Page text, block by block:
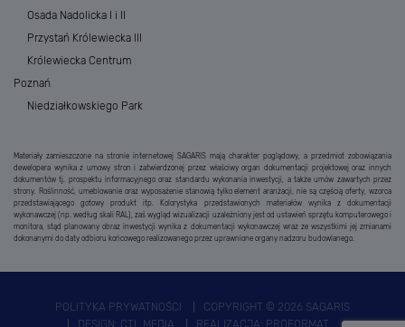
Osada Nadolicka I i II
Przystań Królewiecka III
Królewiecka Centrum
Poznań
Niedziałkowskiego Park
Materiały zamieszczone na stronie internetowej SAGARIS mają charakter poglądowy, a przedmiot zobowiązania
dewelopera wynika z umowy stron i zatwierdzonej przez właściwy organ dokumentacji projektowej oraz innych
dokumentów tj. prospektu informacyjnego oraz standardu wykonania inwestycji, a także umów zawartych przez
strony. Roślinność, umeblowanie oraz wyposażenie stanowią tylko element aranżacji, nie są częścią oferty, wzorca
przedstawiającego gotowy produkt itp. Kolorystyka przedstawionych materiałów wynika z dokumentacji
wykonawczej (np. według skali RAL), zaś wygląd wizualizacji uzależniony jest od ustawień sprzętu komputerowego i
monitora, stąd planowany obraz inwestycji wynika z dokumentacji wykonawczej wraz ze wszystkimi jej zmianami
dokonanymi do daty odbioru końcowego realizowanego przez uprawnione organy nadzoru budowlanego.
POLITYKA PRYWATNOŚCI
COPYRIGHT © 2026 SAGARIS
DESIGN: CTL MEDIA REALIZACJA: PROFORMAT